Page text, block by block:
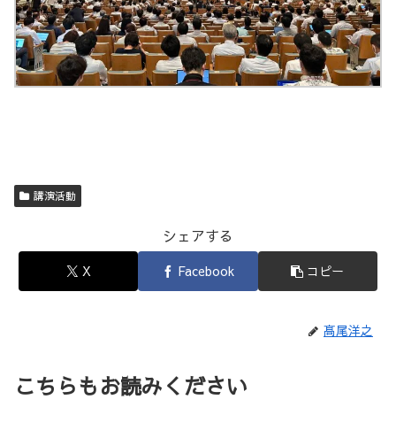
講演活動
シェアする
X Facebook コピー
髙尾洋之
こちらもお読みください